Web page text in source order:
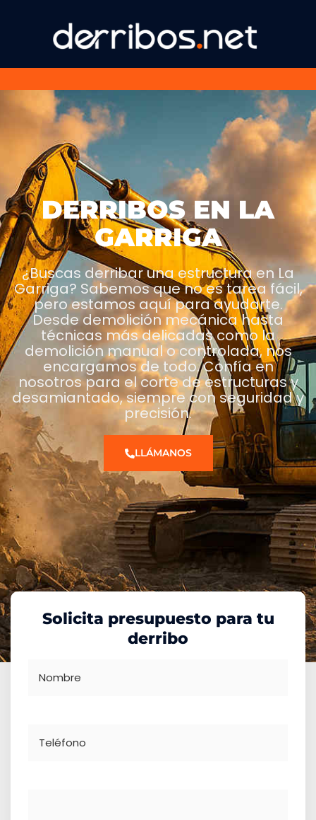
DERRIBOS EN LA
GARRIGA
¿Buscas derribar una estructura en La
Garriga? Sabemos que no es tarea fácil,
pero estamos aquí para ayudarte.
Desde demolición mecánica hasta
técnicas más delicadas como la
demolición manual o controlada, nos
encargamos de todo. Confía en
nosotros para el corte de estructuras y
desamiantado, siempre con seguridad y
precisión.
LLÁMANOS
Solicita presupuesto para tu
derribo